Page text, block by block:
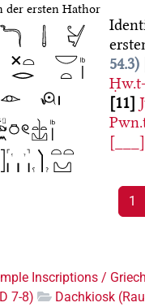
der ersten Hathor
54.3
11
[___]
1
Inscriptions /
7-8)
Dachkiosk